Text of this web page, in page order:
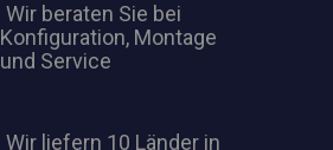
Wir beraten Sie bei
Konfiguration, Montage
und Service
Wir liefern 10 Länder in